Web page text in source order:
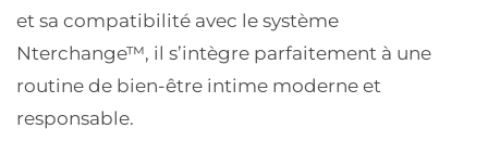
et sa compatibilité avec le système
Nterchange™, il s’intègre parfaitement à une
routine de bien-être intime moderne et
responsable.